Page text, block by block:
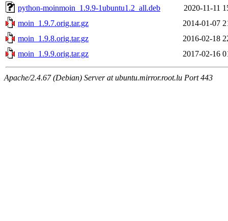
python-moinmoin_1.9.9-1ubuntu1.2_all.deb
2020-11-11
moin_1.9.7.orig.tar.gz
2014-01-07
moin_1.9.8.orig.tar.gz
2016-02-18
moin_1.9.9.orig.tar.gz
2017-02-16
Apache/2.4.67 (Debian) Server at ubuntu.mirror.root.lu Port 443